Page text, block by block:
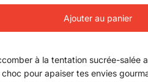
Ajouter au panier
à la tentation sucrée-salée
pour apaiser tes envies